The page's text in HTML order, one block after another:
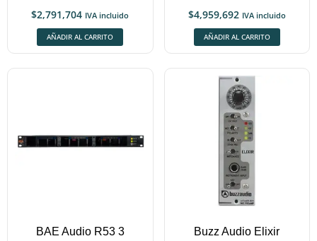
$2,791,704 IVA incluido
AÑADIR AL CARRITO
$4,959,692 IVA incluido
AÑADIR AL CARRITO
BAE Audio R53 3
Buzz Audio Elixir